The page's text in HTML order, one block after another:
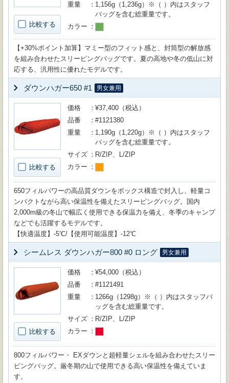
比較する
重量
1,156g（1,236g）※（ ）内はスタッフ
バッグを含む総重量です。
カラー
【+30%ポイント加算】マミー型のフィット感と、封筒型の解放感
を組み合わせたスリーピングバッグです。夏の高地や冬の低山に対
応する、汎用性に優れたモデルです。
ダウンハガー650 #1 男女兼用
比較する
価格
¥37,400（税込）
品番
#1121380
重量
1,190g（1,220g）※（ ）内はスタッフ
バッグを含む総重量です。
サイズ
R/ZIP、L/ZIP
カラー
650フィルパワーの高品質ダウンをボックス構造で封入し、軽量コ
ンパクトながら高い保温性を備えたスリーピングバッグ。国内
2,000m級の冬山で幅広く使用できる保温力を備え、冬季のキャンプ
などでも活躍するモデルです。
【快適温度】-5℃/【使用可能温度】-12℃
シームレス ダウンハガー800 #0 ロング 男女兼用
比較する
価格
¥54,000（税込）
品番
#1121491
重量
1266g（1298g）※（ ）内はスタッフバ
ッグを含む総重量です。
サイズ
R/ZIP、L/ZIP
カラー
800フィルパワー・ EXダウンと超軽量シェルを組み合わせたスリー
ピングバッグ。厳冬期の山で使用できる高い保温性を備えていま
す。